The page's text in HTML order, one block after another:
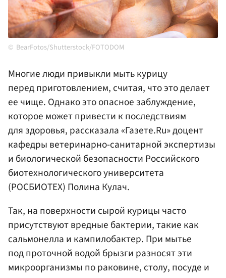
BearFotos/Shutterstock/FOTODOM
Многие люди привыкли мыть курицу
перед приготовлением, считая, что это делает
ее чище. Однако это опасное заблуждение,
которое может привести к последствиям
для здоровья, рассказала «Газете.Ru» доцент
кафедры ветеринарно-санитарной экспертизы
и биологической безопасности Российского
биотехнологического университета
(РОСБИОТЕХ) Полина Кулач.
Так, на поверхности сырой курицы часто
присутствуют вредные бактерии, такие как
сальмонелла и кампилобактер. При мытье
под проточной водой брызги разносят эти
микроорганизмы по раковине, столу, посуде и